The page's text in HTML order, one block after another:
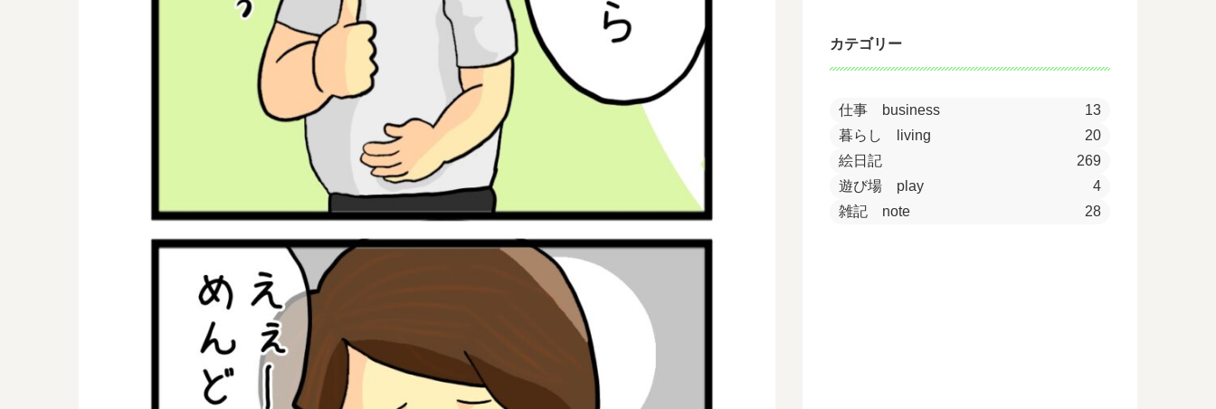
カテゴリー
仕事 business
13
暮らし living
20
絵日記
269
遊び場 play
4
雑記 note
28